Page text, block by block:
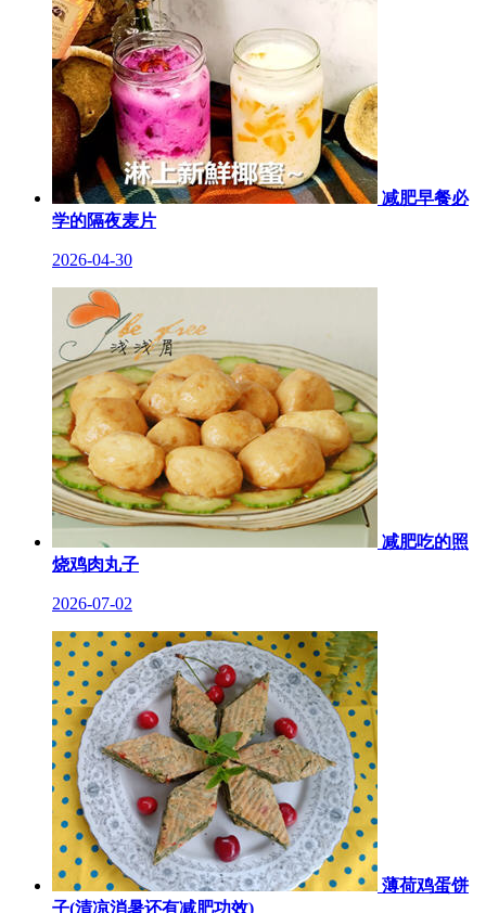
减肥早餐必
学的隔夜麦片
2026-04-30
减肥吃的照
烧鸡肉丸子
2026-07-02
薄荷鸡蛋饼
子(清凉消暑还有减肥功效)